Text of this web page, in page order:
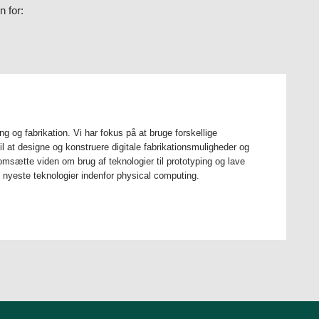
for:
og fabrikation. Vi har fokus på at bruge forskellige
designe og konstruere digitale fabrikationsmuligheder og
viden om brug af teknologier til prototyping og lave
teknologier indenfor physical computing.